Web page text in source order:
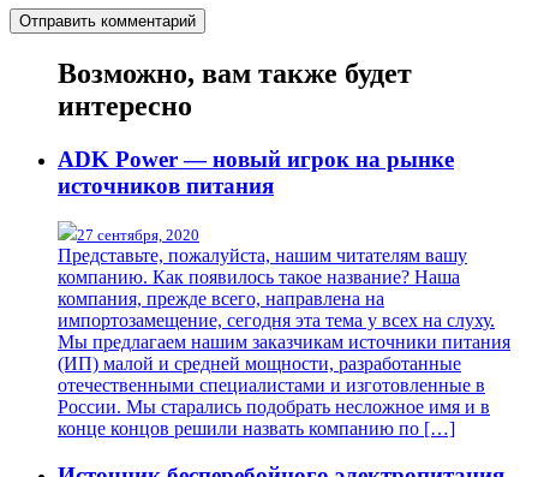
Возможно, вам также будет
интересно
ADK Power — новый игрок на рынке
источников питания
27 сентября, 2020
Представьте, пожалуйста, нашим читателям вашу
компанию. Как появилось такое название? Наша
компания, прежде всего, направлена на
импортозамещение, сегодня эта тема у всех на слуху.
Мы предлагаем нашим заказчикам источники питания
(ИП) малой и средней мощности, разработанные
отечественными специалистами и изготовленные в
России. Мы старались подобрать несложное имя и в
конце концов решили назвать компанию по […]